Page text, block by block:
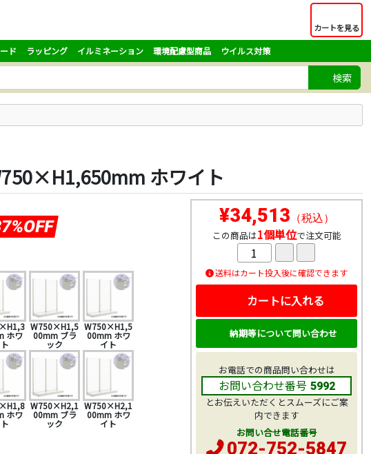
カートを見る
ド ラッピング イルミネーション 環境配慮型商品 ウイルス対策
検索
ホワイト
ホワ
W750×H1,5
00mm ブラ
ック
W750×H1,5
00mm ホワ
イト
ホワ
W750×H2,1
00mm ブラ
ック
W750×H2,1
00mm ホワ
イト
¥34,513 （税込）
この商品は1個単位で注文可能
送料はカート投入後に確認できます
カートに入れる
納期等について問い合わせ
お電話での商品問い合わせは
お問い合わせ番号 5992
とお伝えいただくとスムーズにご案
内できます
お問い合せ電話番号
072-752-5847